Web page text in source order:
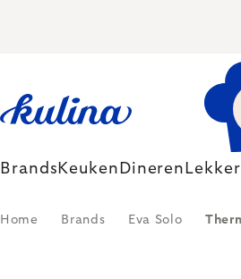
Brands Keuken Dineren
Home Brands Eva Solo